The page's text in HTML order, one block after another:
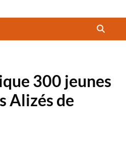
300 jeunes
Alizés de